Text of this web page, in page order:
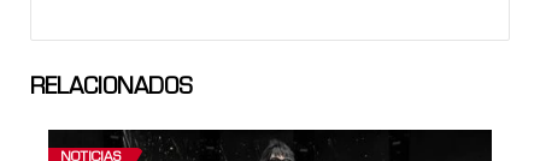
RELACIONADOS
NOTICIAS